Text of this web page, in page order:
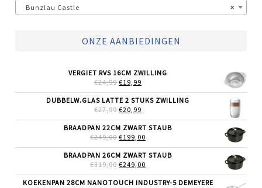
×
Bunzlau Castle
ONZE AANBIEDINGEN
VERGIET RVS 16CM ZWILLING
€24,99 OORSPRONKELIJKE
WAS:
€24,99.
€19,99
IS:
DUBBELW.GLAS LATTE 2 STUKS ZWILLING
€27,99 OORSPRONKELIJKE
WAS:
€27,99.
€20,99
IS:
€20,99.
BRAADPAN 22CM ZWART STAUB
€249,00 OORSPRONKELIJKE
WAS:
€249,00.
€199,00
IS:
BRAADPAN 26CM ZWART STAUB
€319,00 OORSPRONKELIJKE
WAS:
€249,00
IS:
KOEKENPAN 28CM NANOTOUCH INDUSTRY-5 DEMEYERE